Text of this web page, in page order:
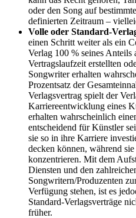
oder den Song auf
definierten Zeitraum –
Volle oder Standard-
einen Schritt weiter als ein
Verlag 100 % seines Anteils
Vertragslaufzeit erstellten
Songwriter erhalten
Prozentsatz der
Verlagsvertrag spielt der
Karriereentwicklung eines
erhalten wahrscheinlich
entscheidend für Künstler
sie so in ihre Karriere
decken können, während
konzentrieren. Mit dem
Diensten und den
Songwritern/Produzenten
Verfügung stehen, ist es
Standard-Verlagsverträge
früher.